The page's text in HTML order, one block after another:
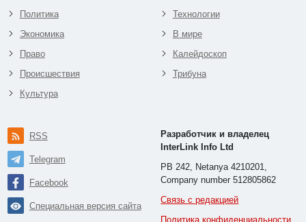
Политика
Экономика
Право
Происшествия
Культура
Технологии
В мире
Калейдоскоп
Трибуна
RSS
Telegram
Facebook
Специальная версия сайта
Разработчик и владелец
InterLink Info Ltd
PB 242, Netanya 4210201,
Company number 512805862
Связь с редакцией
Политика конфиденциальности